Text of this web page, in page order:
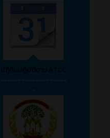
ปฏิทินปฏิบัติงาน ATCC
-------------------
-